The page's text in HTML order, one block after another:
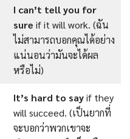
I can’t tellyou for
sure if it will work. (ฉัน
ไม่สามารถบอกคุณได้อย่าง
แน่นอนว่ามันจะได้ผล
หรือไม่)
It’s hard to sayif they
will succeed. (เป็นยากที่
จะบอกว่าพวกเขาจะ